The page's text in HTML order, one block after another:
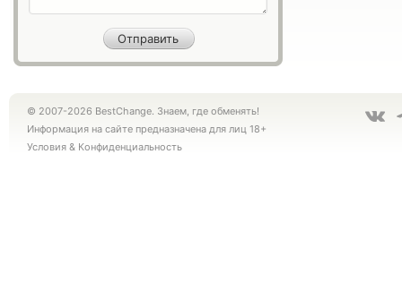
© 2007-2026 BestChange. Знаем, где обменять!
Информация на сайте предназначена для лиц 18+
Условия & Конфиденциальность